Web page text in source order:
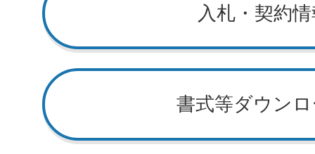
入札・契約
書式等ダウン